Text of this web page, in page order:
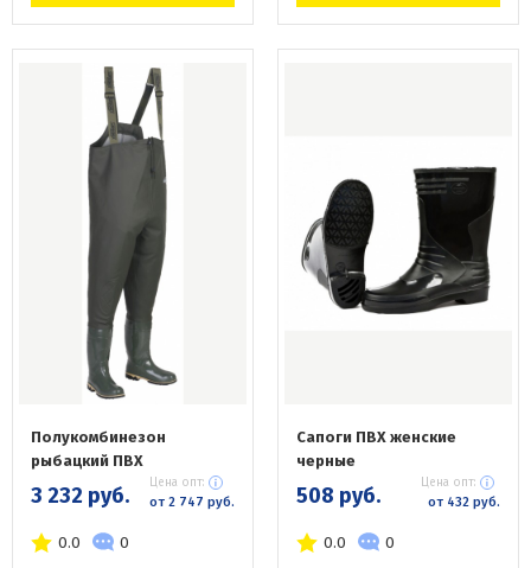
Полукомбинезон
рыбацкий ПВХ
3 232 руб. Цена опт:
от 2 747 руб.
0.0 0
Сапоги ПВХ женские
черные
508 руб. Цена опт:
от 432 руб.
0.0 0